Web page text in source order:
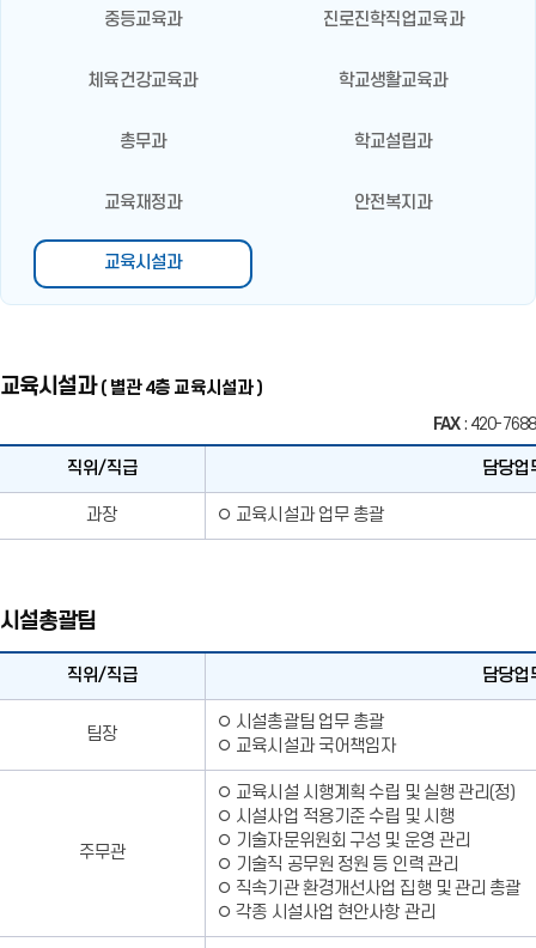
중등교육과 진로진학직업교육과
체육건강교육과 학교생활교육과
총무과 학교설립과
교육재정과 안전복지과
교육시설과
교육시설과( 별관 4층 교육시설과 )
FAX: 420-7688
름,
담
업
화
자
직위/직급 담당업
과장 ◦ 교육시설과 업무 총괄
시설총괄팀
직위/직급 담당업
팀장
◦ 시설총괄팀 업무 총괄
◦ 교육시설과 국어책임자
주무관
◦ 교육시설 시행계획 수립 및 실행 관리(정)
◦ 시설사업 적용기준 수립 및 시행
◦ 기술자문위원회 구성 및 운영 관리
◦ 기술직 공무원 정원 등 인력 관리
◦ 직속기관 환경개선사업 집행 및 관리 총괄
◦ 각종 시설사업 현안사항 관리